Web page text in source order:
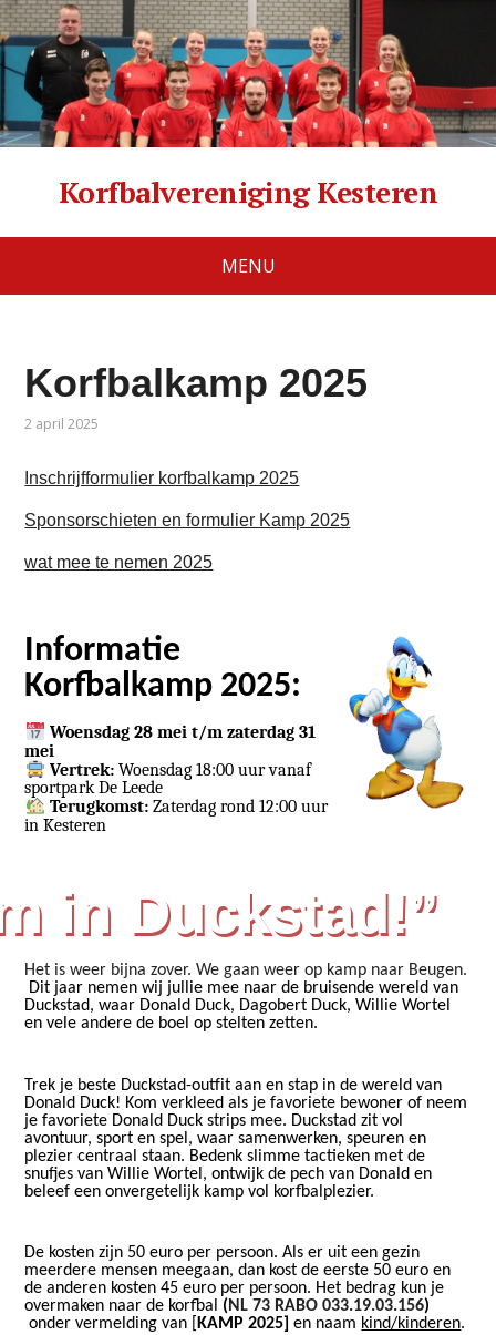
Korfbalvereniging Kesteren
MENU
Korfbalkamp 2025
2 april 2025
Inschrijfformulier korfbalkamp 2025
Sponsorschieten en formulier Kamp 2025
wat mee te nemen 2025
Informatie
Korfbalkamp 2025:
Woensdag​​ 28​​ mei t/m zaterdag​​ 31
mei
Vertrek:​​ Woensdag 18:00 uur vanaf
sportpark De Leede
Terugkomst:​​ Zaterdag rond 12:00 uur
in Kesteren
in Duckstad!”
Het is weer bijna zover. We gaan weer op kamp naar Beugen.​​
Dit jaar nemen wij jullie mee naar de bruisende wereld van
Duckstad, waar Donald Duck, Dagobert Duck, Willie Wortel
en​​vele andere de boel op stelten zetten.
Trek je beste Duckstad-outfit aan en stap in de wereld van
Donald Duck! Kom verkleed als je favoriete bewoner of neem
je favoriete Donald Duck strips mee. Duckstad zit vol
avontuur, sport en spel, waar samenwerken, speuren en
plezier centraal staan. Bedenk slimme tactieken met de
snufjes van ​​Willie Wortel, ​​ontwijk ​​de pech ​​van Donald en
beleef een onvergetelijk kamp vol korfbalplezier.
De kosten zijn 50 euro per persoon. Als er uit een gezin
meerdere mensen meegaan, dan kost de eerste 50 euro en
de anderen kosten 45 euro per persoon.​​ Het bedrag kun je
overmaken ​​ naar de korfbal​​ (NL 73 RABO 033.19.03.156)
ondervermelding van [KAMP 2025 en naam​​ kind/kinderen.​​